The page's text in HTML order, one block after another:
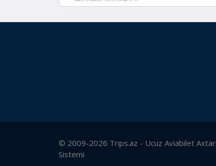
© 2009-2026 Trips.az - Ucuz Aviabilet
Sistemi